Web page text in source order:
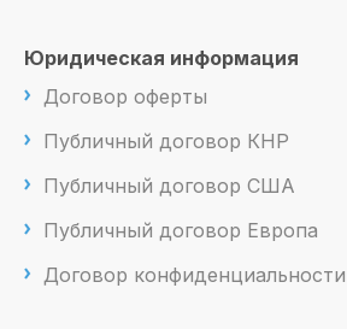
Юридическая информация
Договор оферты
Публичный договор КНР
Публичный договор США
Публичный договор Европа
Договор конфиденциальности